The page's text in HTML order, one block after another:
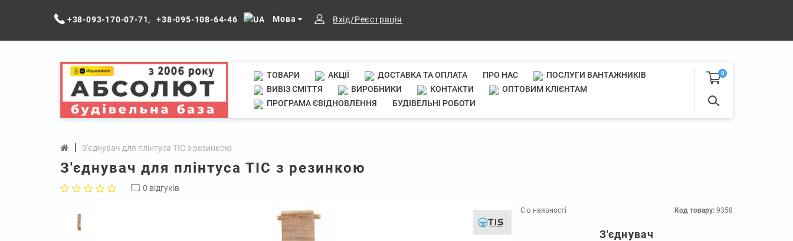
+38-093-170-07-71, +38-095-108-64-46 Мова Вхід/Реєстрація
ТОВАРИ АКЦІЇ ДОСТАВКА ТА ОПЛАТА ПРО НАС
ПОСЛУГИ ВАНТАЖНИКІВ
ВИВІЗ СМІТТЯ
ВИРОБНИКИ КОНТАКТИ
ОПТОВИМ КЛІЄНТАМ
ПРОГРАМА ЄВІДНОВЛЕННЯ
БУДІВЕЛЬНІ РОБОТИ
0
З'єднувач для плінтуса ТІС з резинкою
З'єднувач для плінтуса ТІС з резинкою
0 відгуків
Є в наявності Код товару: 9358
З'єднувач